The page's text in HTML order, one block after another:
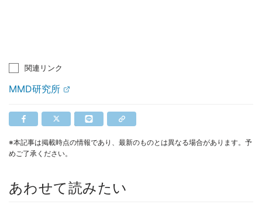
関連リンク
MMD研究所
※本記事は掲載時点の情報であり、最新のものとは異なる場合があります。予
めご了承ください。
あわせて読みたい